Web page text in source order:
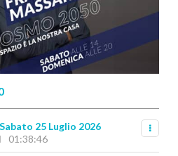
25 Luglio 2026
01:38:46